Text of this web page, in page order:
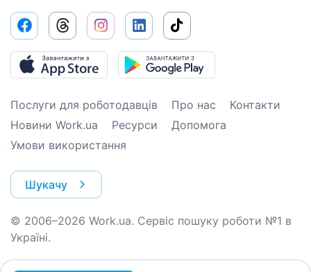
Послуги для роботодавців Про нас
Контакти
Новини Work.ua
Ресурси
Допомога
Умови використання
Шукачу
© 2006–2026 Work.ua. Сервіс пошуку роботи №1 в
Україні.